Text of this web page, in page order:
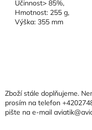
Účinnost> 85%,
Hmotnost: 255 g,
Výška: 355 mm
aZboží stále doplňujeme.
prosím na telefon
pište na e-mail